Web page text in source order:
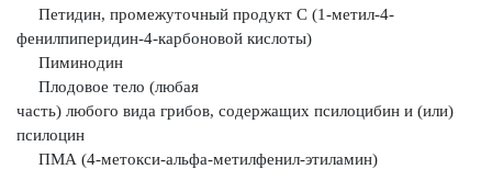
Петидин, промежуточный продукт С (1-метил-4-
фенилпиперидин-4-карбоновой кислоты)
Пиминодин
Плодовое тело (любая
часть) любого вида грибов, содержащих псилоцибин и (или)
псилоцин
ПМА (4-метокси-альфа-метилфенил-этиламин)